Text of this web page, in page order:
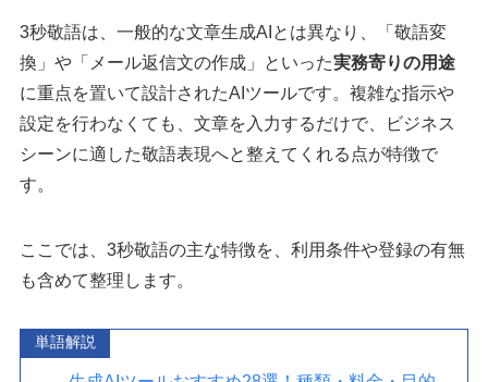
3秒敬語は、一般的な文章生成AIとは異なり、「敬語変
換」や「メール返信文の作成」といった実務寄りの用途
に重点を置いて設計されたAIツールです。複雑な指示や
設定を行わなくても、文章を入力するだけで、ビジネス
シーンに適した敬語表現へと整えてくれる点が特徴で
す。
ここでは、3秒敬語の主な特徴を、利用条件や登録の有無
も含めて整理します。
単語解説